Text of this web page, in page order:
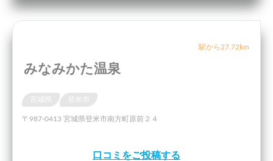
駅から27.72km
みなみかた温泉
〒987-0413 宮城県登米市南方町原前２４
口コミをご投稿する